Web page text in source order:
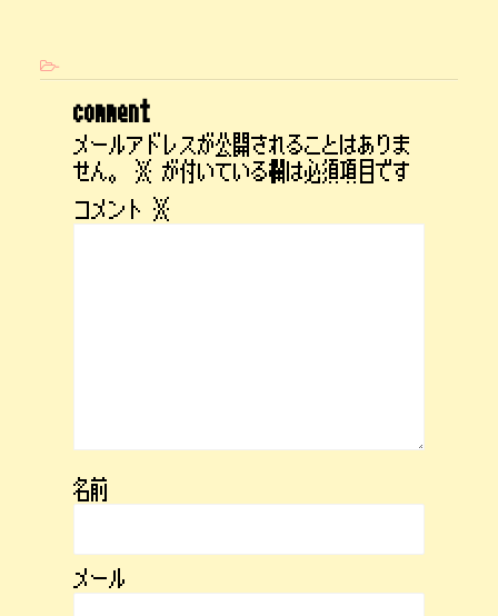
-
comment
メールアドレスが公開されることはありま
せん。
※ が付いている欄は必須項目です
コメント ※
名前
メール